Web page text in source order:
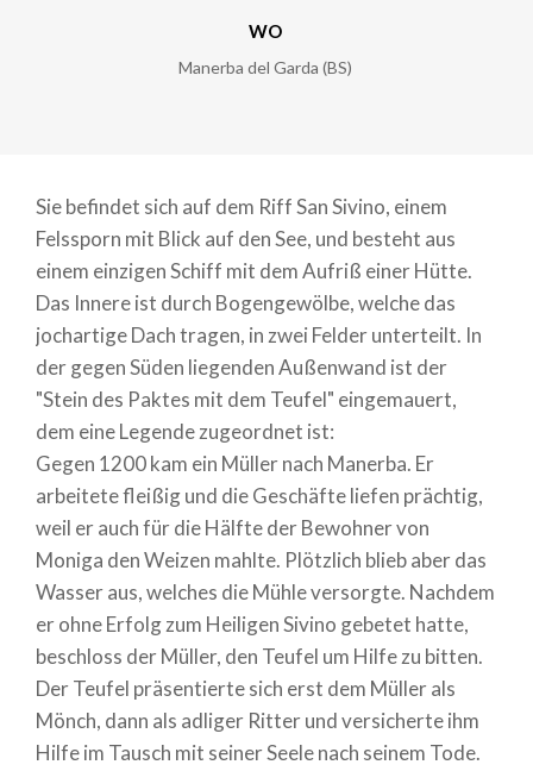
WO
Manerba del Garda (BS)
Sie befindet sich auf dem Riff San Sivino, einem
Felssporn mit Blick auf den See, und besteht aus
einem einzigen Schiff mit dem Aufriß einer Hütte.
Das Innere ist durch Bogengewölbe, welche das
jochartige Dach tragen, in zwei Felder unterteilt. In
der gegen Süden liegenden Außenwand ist der
"Stein des Paktes mit dem Teufel" eingemauert,
dem eine Legende zugeordnet ist:
Gegen 1200 kam ein Müller nach Manerba. Er
arbeitete fleißig und die Geschäfte liefen prächtig,
weil er auch für die Hälfte der Bewohner von
Moniga den Weizen mahlte. Plötzlich blieb aber das
Wasser aus, welches die Mühle versorgte. Nachdem
er ohne Erfolg zum Heiligen Sivino gebetet hatte,
beschloss der Müller, den Teufel um Hilfe zu bitten.
Der Teufel präsentierte sich erst dem Müller als
Mönch, dann als adliger Ritter und versicherte ihm
Hilfe im Tausch mit seiner Seele nach seinem Tode.